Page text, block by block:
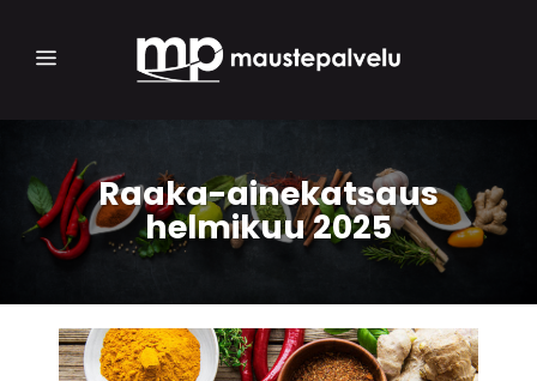
Raaka-ainekatsaus
helmikuu 2025